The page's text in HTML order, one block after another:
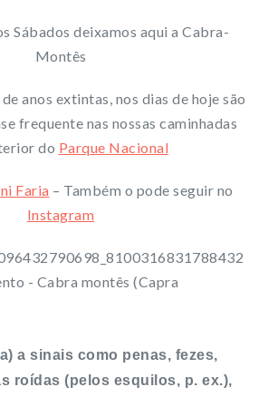
Sábados deixamos aqui a Cabra-
Montês
anos extintas, nos dias de hoje são
frequente nas nossas caminhadas
do Parque Nacional
Faria – Também o pode seguir no
Instagram
a sinais como penas, fezes,
roídas (pelos esquilos, p. ex.),